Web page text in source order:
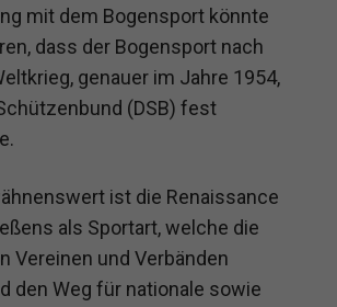
mit dem Bogensport könnte
dass der Bogensport nach
genauer im Jahre 1954,
(DSB) fest
ist die Renaissance
als Sportart, welche die
Vereinen und Verbänden
den Weg für nationale sowie